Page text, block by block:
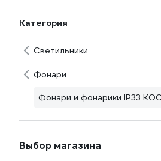
Категория
Светильники
Фонари
Фонари и фонарики IP33
Выбор магазина